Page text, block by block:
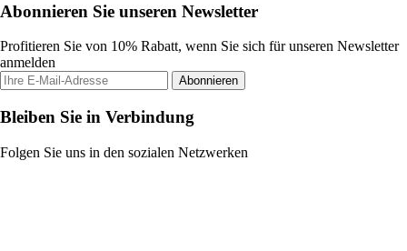
Abonnieren Sie unseren Newsletter
Profitieren Sie von 10% Rabatt, wenn Sie sich für unseren Newsletter
anmelden
Abonnieren
Bleiben Sie in Verbindung
Folgen Sie uns in den sozialen Netzwerken